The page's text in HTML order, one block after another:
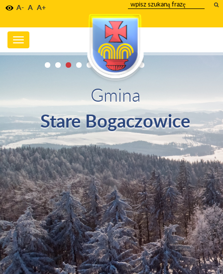
A- A A+
wpisz
szukany
tekst
Toggle
navigation
Gmina
Stare Bogaczowice